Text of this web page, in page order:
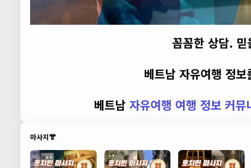
꼼꼼한 상담.
베트남 자유여행 정
베트남 자유여행 여행 정보 커뮤
마사지👘